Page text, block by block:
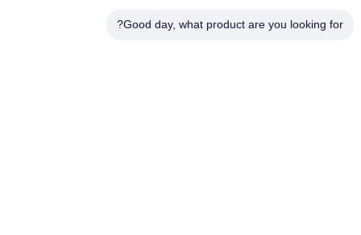
Good day, what product are you looking for?